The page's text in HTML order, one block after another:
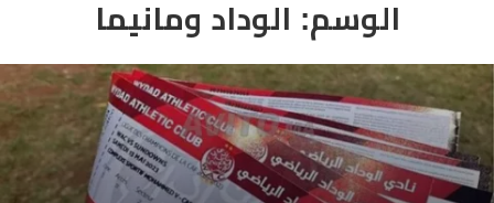
الوسم: الوداد ومانيما